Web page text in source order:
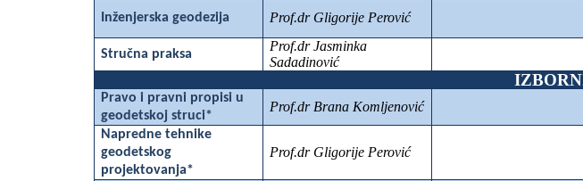
Inženjerska geodezija Prof.dr Gligorije Perović
Stručna praksa
Prof.dr Jasminka
Sadadinović
Pravo i pravni propisi u
geodetskoj struci*
Prof.dr Brana Komljenović
Napredne tehnike
geodetskog
projektovanja*
Prof.dr Gligorije Perović